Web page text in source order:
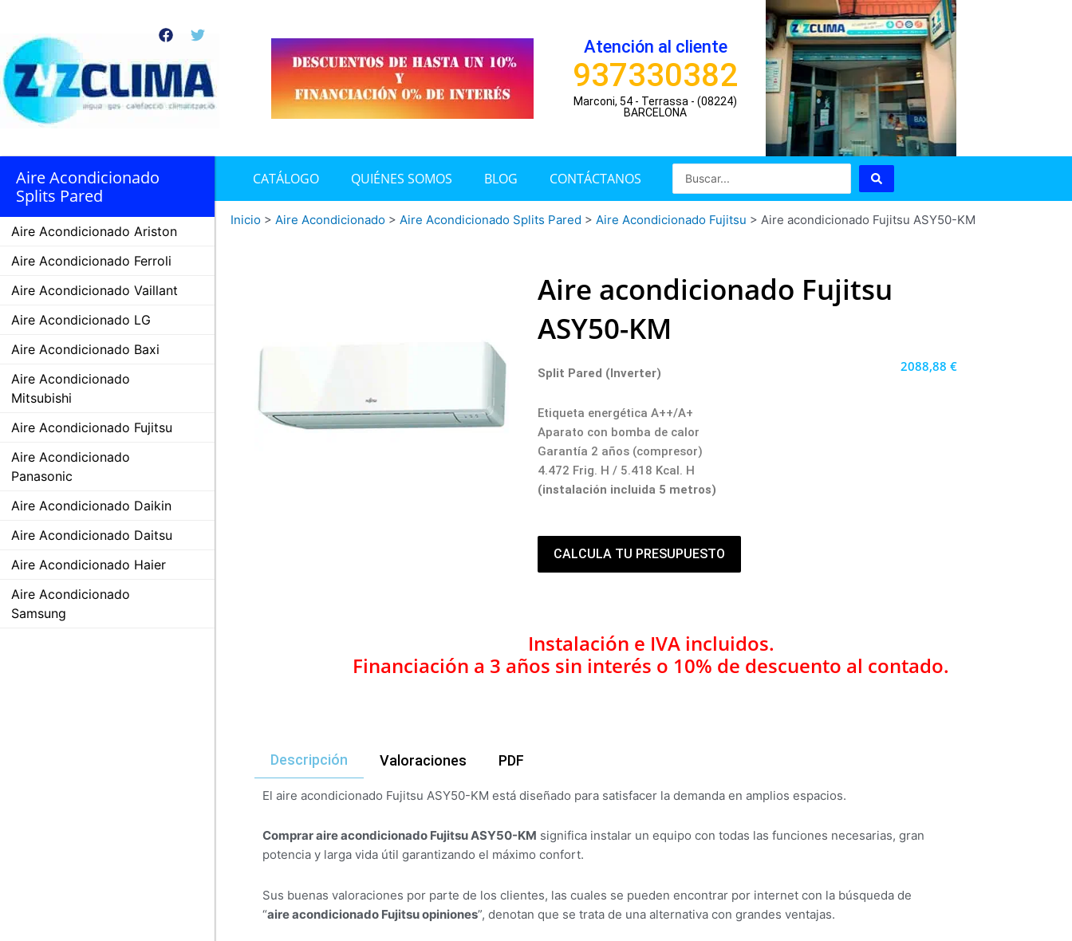
contenido
F
c
e
b
o
T
i
t
t
e
Atención al cliente
937330382
Marconi, 54 - Terrassa - (08224)
BARCELONA
CATÁLOGO QUIÉNES SOMOS BLOG CONTÁCTANOS
Search
...
Aire Acondicionado
Splits Pared
Aire Acondicionado Ariston
Aire Acondicionado Ferroli
Aire Acondicionado Vaillant
Aire Acondicionado LG
Aire Acondicionado Baxi
Aire Acondicionado
Mitsubishi
Aire Acondicionado Fujitsu
Aire Acondicionado
Panasonic
Aire Acondicionado Daikin
Aire Acondicionado Daitsu
Aire Acondicionado Haier
Aire Acondicionado
Samsung
Inicio> Aire Acondicionado> Aire Acondicionado Splits Pared > Aire Acondicionado Fujitsu > Aire acondicionado Fujitsu ASY50-KM
Aire acondicionado Fujitsu
ASY50-KM
Split Pared (Inverter)
Etiqueta energética A++/A+
Aparato con bomba de calor
Garantía 2 años (compresor)
4.472 Frig. H / 5.418 Kcal. H
(instalación incluida 5 metros)
CALCULA TU PRESUPUESTO
2088,88 €
Instalación e IVA incluidos.
Financiación a 3 años sin interés o 10% de descuento al contado.
Descripción Valoraciones PDF
El aire acondicionado Fujitsu ASY50-KM está diseñado para satisfacer la demanda en amplios espacios.
Comprar aire acondicionado Fujitsu ASY50-KM significa instalar un equipo con todas las funciones necesarias, gran
potencia y larga vida útil garantizando el máximo confort.
Sus buenas valoraciones por parte de los clientes, las cuales se pueden encontrar por internet con la búsqueda de
“aire acondicionado Fujitsu opiniones”, denotan que se trata de una alternativa con grandes ventajas.